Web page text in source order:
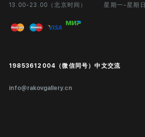
13.00-23.00（北京时间） 星期一-星期日
info@rakovgallery.cn
19853612004（微信同号）中文交流
个人专区
问题和回答问题
Public offer
真品证书
合作
画廊展览